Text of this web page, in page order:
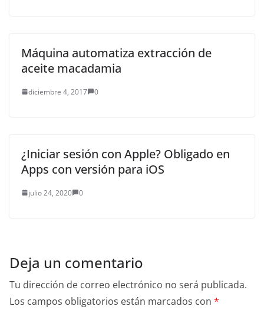
Máquina automatiza extracción de
aceite macadamia
diciembre 4, 2017 0
¿Iniciar sesión con Apple? Obligado en
Apps con versión para iOS
julio 24, 2020 0
Deja un comentario
Tu dirección de correo electrónico no será publicada.
Los campos obligatorios están marcados con *